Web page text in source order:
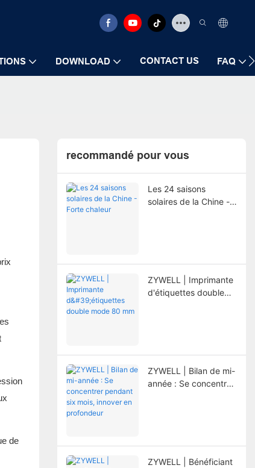
DOWNLOAD CONTACT US FAQ
de
recommandé pour vous
Les 24 saisons
solaires de la Chine -
ZYWELL | Imprimante
d'étiquettes double
ZYWELL | Bilan de mi-
année : Se concentrer
ZYWELL | Bénéficiant